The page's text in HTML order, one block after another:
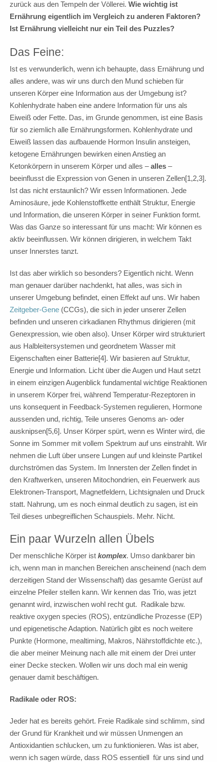
zurück aus den Tempeln der Völlerei. Wie wichtig ist
Ernährung eigentlich im Vergleich zu anderen Faktoren?
Ist Ernährung vielleicht nur ein Teil des Puzzles?
Das Feine:
Ist es verwunderlich, wenn ich behaupte, dass Ernährung und
alles andere, was wir uns durch den Mund schieben für
unseren Körper eine Information aus der Umgebung ist?
Kohlenhydrate haben eine andere Information für uns als
Eiweiß oder Fette. Das, im Grunde genommen, ist eine Basis
für so ziemlich alle Ernährungsformen. Kohlenhydrate und
Eiweiß lassen das aufbauende Hormon Insulin ansteigen,
ketogene Ernährungen bewirken einen Anstieg an
Ketonkörpern in unserem Körper und alles –alles –
beeinflusst die Expression von Genen in unseren Zellen[1,2,3].
Ist das nicht erstaunlich? Wir essen Informationen. Jede
Aminosäure, jede Kohlenstoffkette enthält Struktur, Energie
und Information, die unseren Körper in seiner Funktion formt.
Was das Ganze so interessant für uns macht: Wir können es
aktiv beeinflussen. Wir können dirigieren, in welchem Takt
unser Innerstes tanzt.
Ist das aber wirklich so besonders? Eigentlich nicht. Wenn
man genauer darüber nachdenkt, hat alles, was sich in
unserer Umgebung befindet, einen Effekt auf uns. Wir haben
Zeitgeber-Gene (CCGs), die sich in jeder unserer Zellen
befinden und unseren cirkadianen Rhythmus dirigieren (mit
Genexpression, wie oben also). Unser Körper wird strukturiert
aus Halbleitersystemen und geordnetem Wasser mit
Eigenschaften einer Batterie[4]. Wir basieren auf Struktur,
Energie und Information. Licht über die Augen und Haut setzt
in einem einzigen Augenblick fundamental wichtige Reaktionen
in unserem Körper frei, während Temperatur-Rezeptoren in
uns konsequent in Feedback-Systemen regulieren, Hormone
aussenden und, richtig, Teile unseres Genoms an- oder
ausknipsen[5,6]. Unser Körper spürt, wenn es Winter wird, die
Sonne im Sommer mit vollem Spektrum auf uns einstrahlt. Wir
nehmen die Luft über unsere Lungen auf und kleinste Partikel
durchströmen das System. Im Innersten der Zellen findet in
den Kraftwerken, unseren Mitochondrien, ein Feuerwerk aus
Elektronen-Transport, Magnetfeldern, Lichtsignalen und Druck
statt. Nahrung, um es noch einmal deutlich zu sagen, ist ein
Teil dieses unbegreiflichen Schauspiels. Mehr. Nicht.
Ein paar Wurzeln allen Übels
Der menschliche Körper ist komplex. Umso dankbarer bin
ich, wenn man in manchen Bereichen anscheinend (nach dem
derzeitigen Stand der Wissenschaft) das gesamte Gerüst auf
einzelne Pfeiler stellen kann. Wir kennen das Trio, was jetzt
genannt wird, inzwischen wohl recht gut. Radikale bzw.
reaktive oxygen species (ROS), entzündliche Prozesse (EP)
und epigenetische Adaption. Natürlich gibt es noch weitere
Punkte (Hormone, mealtiming, Makros, Nährstoffdichte etc.),
die aber meiner Meinung nach alle mit einem der Drei unter
einer Decke stecken. Wollen wir uns doch mal ein wenig
genauer damit beschäftigen.
Radikale oder ROS:
Jeder hat es bereits gehört. Freie Radikale sind schlimm, sind
der Grund für Krankheit und wir müssen Unmengen an
Antioxidantien schlucken, um zu funktionieren. Was ist aber,
wenn ich sagen würde, dass ROS essentiell für uns sind und